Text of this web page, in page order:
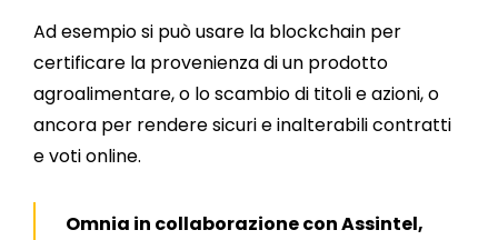
Ad esempio si può usare la blockchain per
certificare la provenienza di un prodotto
agroalimentare, o lo scambio di titoli e azioni, o
ancora per rendere sicuri e inalterabili contratti
e voti online.
Omnia in collaborazione con Assintel,